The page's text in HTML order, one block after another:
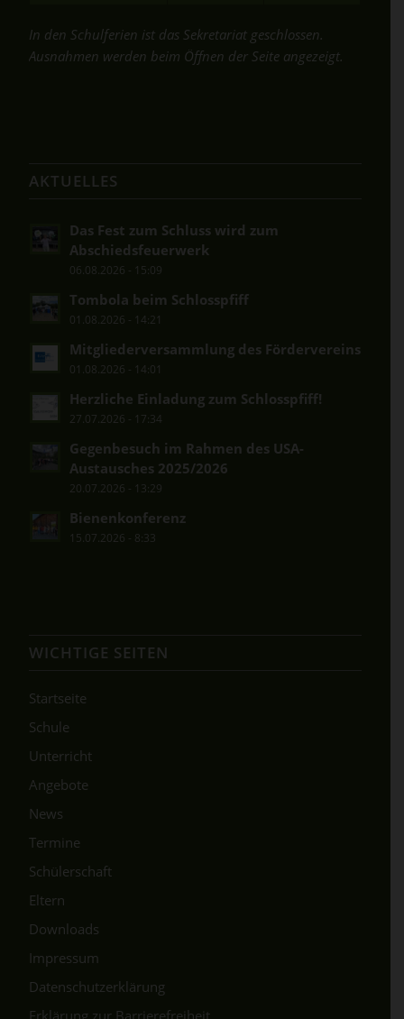
In den Schulferien ist das Sekretariat geschlossen.
Ausnahmen werden beim Öffnen der Seite angezeigt.
AKTUELLES
Das Fest zum Schluss wird zum
Abschiedsfeuerwerk
06.08.2026 - 15:09
Tombola beim Schlosspfiff
01.08.2026 - 14:21
Mitgliederversammlung des Fördervereins
01.08.2026 - 14:01
Herzliche Einladung zum Schlosspfiff!
27.07.2026 - 17:34
Gegenbesuch im Rahmen des USA-
Austausches 2025/2026
20.07.2026 - 13:29
Bienenkonferenz
15.07.2026 - 8:33
WICHTIGE SEITEN
Startseite
Schule
Unterricht
Angebote
News
Termine
Schülerschaft
Eltern
Downloads
Impressum
Datenschutzerklärung
Erklärung zur Barrierefreiheit